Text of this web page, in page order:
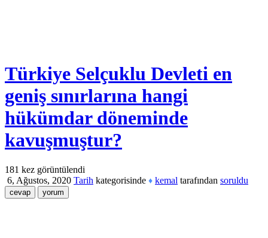
Türkiye Selçuklu Devleti en
geniş sınırlarına hangi
hükümdar döneminde
kavuşmuştur?
181 kez görüntülendi
6, Ağustos, 2020 Tarih kategorisinde ♦ kemal tarafından soruldu